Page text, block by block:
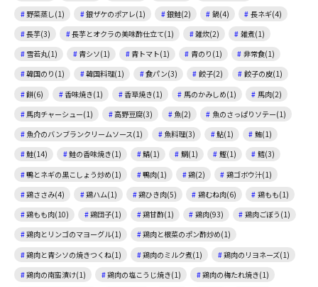
野菜蒸し(1)
銀ザケのポアレ(1) 銀鮭(2) 鍋(4)
長ネギ(4)
長芋(3)
長芋とオクラの美味酢仕立て(1) 雑炊(2)
雑煮(1)
雪若丸(1)
青シソ(1) 青トマト(1) 青のり(1)
非常食(1)
韓国のり(1)
韓国料理(1) 食パン(3) 餃子(2)
餃子の皮(1)
餅(6)
香味焼き(1) 香草焼き(1) 馬のかみしめ(1)
馬肉(2)
馬肉チャーシュー(1)
高野豆腐(3) 魚(2)
魚のさっぱりソテー(1)
魚介のバンブランクリームソース(1)
魚料理(3) 鮎(1)
鮪(1)
鮭(14)
鮭の香味焼き(1) 鯖(1) 鯛(1) 鰹(1)
鱈(3)
鴨とネギの黒こしょう炒め(1)
鴨肉(1) 鶏(2)
鶏ゴボウ汁(1)
鶏ささみ(4)
鶏ハム(1) 鶏ひき肉(5) 鶏むね肉(6)
鶏もも(1)
鶏もも肉(10)
鶏団子(1) 鶏甘酢(1) 鶏肉(93)
鶏肉ごぼう(1)
鶏肉とリンゴのマヨーグル(1)
鶏肉と根菜のポン酢炒め(1)
鶏肉と青シソの焼きつくね(1)
鶏肉のミルク煮(1)
鶏肉のリヨネーズ(1)
鶏肉の南蛮漬け(1)
鶏肉の塩こうじ焼き(1)
鶏肉の梅たれ焼き(1)